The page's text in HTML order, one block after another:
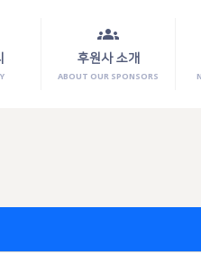
groups
후원사 소개
ABOUT OUR SPONSORS